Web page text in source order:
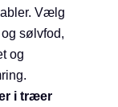
Vælg
sølvfod,
og
i træer